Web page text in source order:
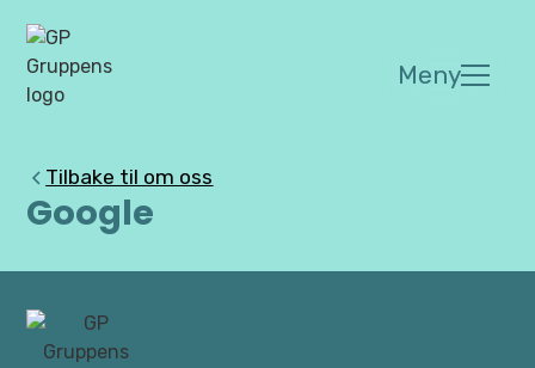
Meny
Tilbake til om oss
Google